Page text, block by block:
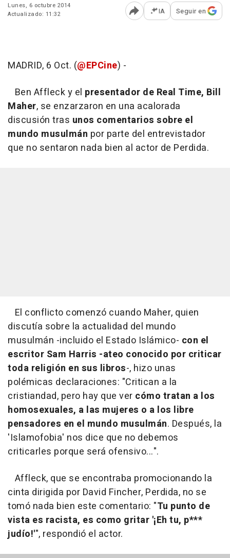
Lunes, 6 octubre 2014
Actualizado: 11:32
Abrir opciones para
IA Seguir en
MADRID, 6 Oct. (@EPCine) -
Ben Affleck y el presentador de Real Time, Bill
Maher, se enzarzaron en una acalorada
discusión tras unos comentarios sobre el
mundo musulmán por parte del entrevistador
que no sentaron nada bien al actor de Perdida.
El conflicto comenzó cuando Maher, quien
discutía sobre la actualidad del mundo
musulmán -incluido el Estado Islámico- con el
escritor Sam Harris -ateo conocido por criticar
toda religión en sus libros-, hizo unas
polémicas declaraciones: "Critican a la
cristiandad, pero hay que ver cómo tratan a los
homosexuales, a las mujeres o a los libre
pensadores en el mundo musulmán. Después, la
'Islamofobia' nos dice que no debemos
criticarles porque será ofensivo...".
Affleck, que se encontraba promocionando la
cinta dirigida por David Fincher, Perdida, no se
tomó nada bien este comentario: "Tu punto de
vista es racista, es como gritar '¡Eh tu, p***
judío!'", respondió el actor.